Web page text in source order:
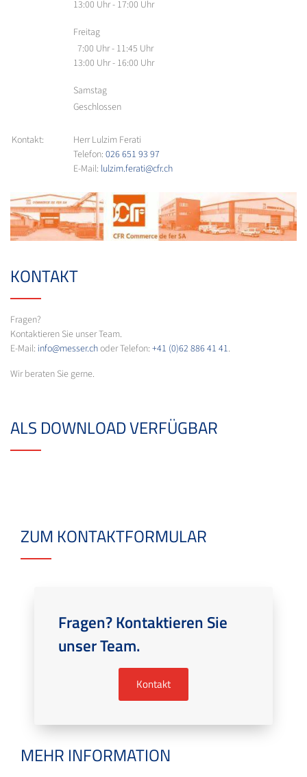
13:00 Uhr - 17:00 Uhr
Freitag
7:00 Uhr - 11:45 Uhr
13:00 Uhr - 16:00 Uhr
Samstag
Geschlossen
Kontakt:
Herr Lulzim Ferati
Telefon: 026 651 93 97
E-Mail: lulzim.ferati@cfr.ch
KONTAKT
Fragen?
Kontaktieren Sie unser Team.
E-Mail: info@messer.choder Telefon: +41 (0)62 886 41 41.
Wir beraten Sie gerne.
ALS DOWNLOAD VERFÜGBAR
ZUM KONTAKTFORMULAR
Fragen? Kontaktieren Sie
unser Team.
Kontakt
MEHR INFORMATION